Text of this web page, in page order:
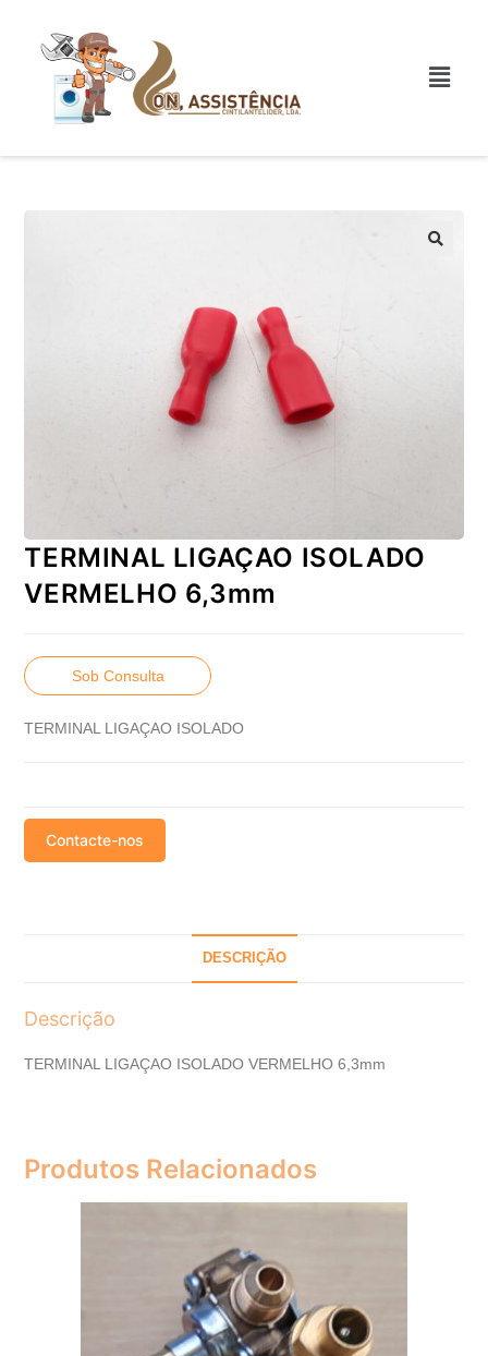
TERMINAL LIGAÇAO ISOLADO
VERMELHO 6,3mm
Sob Consulta
TERMINAL LIGAÇAO ISOLADO
Contacte-nos
DESCRIÇÃO
Descrição
TERMINAL LIGAÇAO ISOLADO VERMELHO 6,3mm
Produtos Relacionados